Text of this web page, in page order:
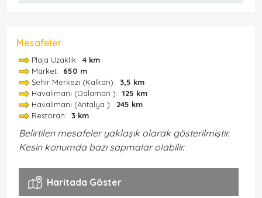
Mesafeler
Plaja Uzaklık: 4 km
Market: 650 m
Şehir Merkezi (Kalkan): 3,5 km
Havalimanı (Dalaman ): 125 km
Havalimanı (Antalya ): 245 km
Restoran: 3 km
Belirtilen mesafeler yaklaşık olarak gösterilmiştir.
Kesin konumda bazı sapmalar olabilir.
Haritada Göster